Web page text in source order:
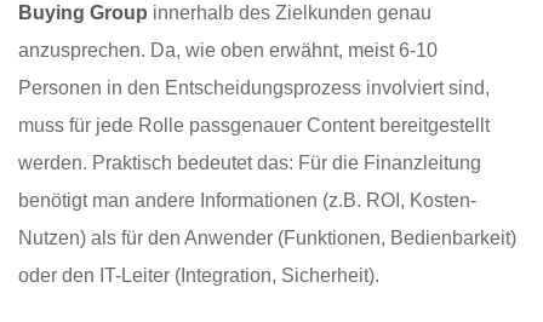
Buying Group innerhalb des Zielkunden genau
anzusprechen. Da, wie oben erwähnt, meist 6-10
Personen in den Entscheidungsprozess involviert sind,
muss für jede Rolle passgenauer Content bereitgestellt
werden. Praktisch bedeutet das: Für die Finanzleitung
benötigt man andere Informationen (z.B. ROI, Kosten-
Nutzen) als für den Anwender (Funktionen, Bedienbarkeit)
oder den IT-Leiter (Integration, Sicherheit).